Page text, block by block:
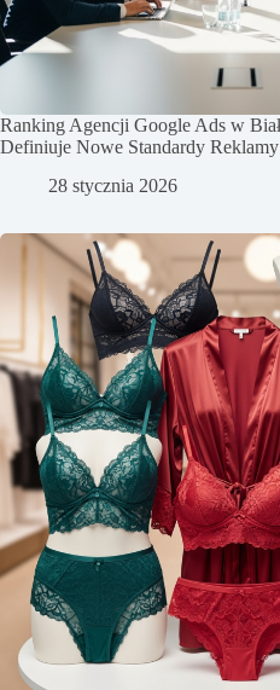
Ranking Agencji Google Ads w
Definiuje Nowe Standardy
28 stycznia 2026